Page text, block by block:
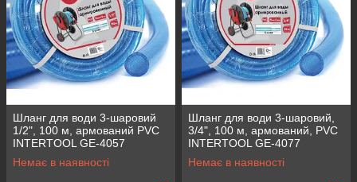
Шланг для води 3-шаровий
1/2", 100 м, армований PVC
INTERTOOL GE-4057
Немає в наявності
Шланг для води 3-шаровий,
3/4", 100 м, армований, PVC
INTERTOOL GE-4077
Немає в наявності